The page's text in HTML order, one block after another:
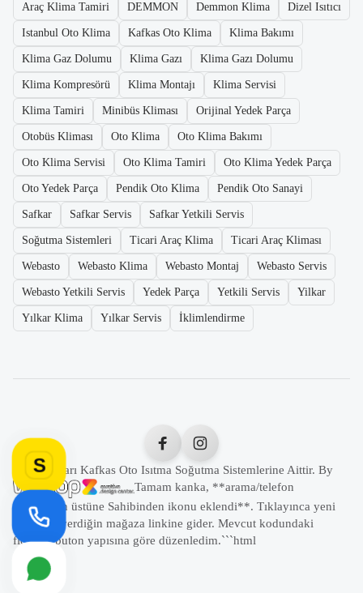
Araç Klima Tamiri DEMMON Demmon Klima Dizel Isıtıcı
Istanbul Oto Klima Kafkas Oto Klima Klima Bakımı
Klima Gaz Dolumu Klima Gazı Klima Gazı Dolumu
Klima Kompresörü Klima Montajı Klima Servisi
Klima Tamiri Minibüs Kliması Orijinal Yedek Parça
Otobüs Kliması Oto Klima Oto Klima Bakımı
Oto Klima Servisi Oto Klima Tamiri Oto Klima Yedek Parça
Oto Yedek Parça Pendik Oto Klima Pendik Oto Sanayi
Safkar Safkar Servis Safkar Yetkili Servis
Soğutma Sistemleri Ticari Araç Klima Ticari Araç Kliması
Webasto Webasto Klima Webasto Montaj Webasto Servis
Webasto Yetkili Servis Yedek Parça Yetkili Servis Yilkar
Yılkar Klima Yılkar Servis İklimlendirme
Tüm Hakları Kafkas Oto Isıtma Soğutma Sistemlerine Aittir. By
Tamam kanka, **arama/telefon
butonunun üstüne Sahibinden ikonu eklendi**. Tıklayınca yeni
sekmede verdiğin mağaza linkine gider. Mevcut kodundaki
floating buton yapısına göre düzenledim.```html
S